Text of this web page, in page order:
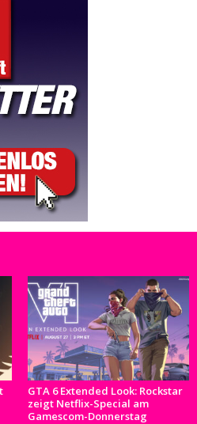
GTA 6 Extended Look: Rockstar
zeigt Netflix-Special am
Gamescom-Donnerstag